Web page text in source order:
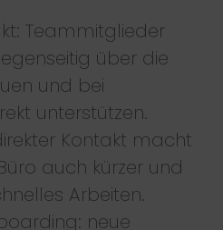
Teammitglieder
über die
und bei
unterstützen.
Kontakt macht
auch kürzer und
Arbeiten.
neue